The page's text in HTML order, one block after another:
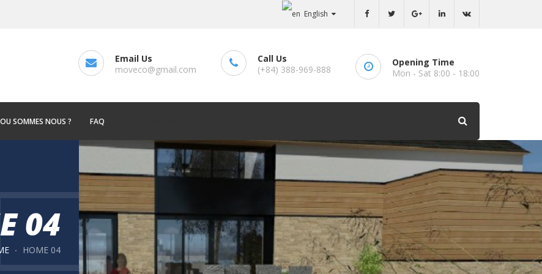
English
Email Us
moveco@gmail.com
Call Us
(+84) 388-969-888
Opening Time
Mon - Sat 8:00 - 18:00
OU SOMMES NOUS ? FAQ
04
HOME 04